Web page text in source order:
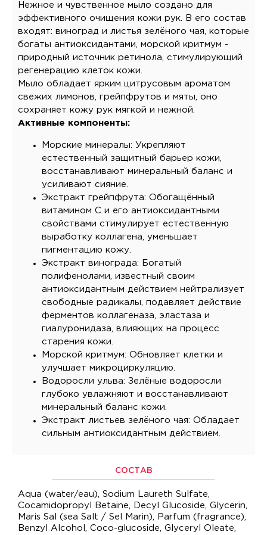
Нежное и чувственное мыло создано для
эффективного очищения кожи рук. В его состав
входят: виноград и листья зелёного чая, которые
богаты антиоксидантами, морской критмум -
природный источник ретинола, стимулирующий
регенерацию клеток кожи.
Мыло обладает ярким цитрусовым ароматом
свежих лимонов, грейпфрутов и мяты, оно
сохраняет кожу рук мягкой и нежной.
Активные компоненты:
Морские минералы: Укрепляют
естественный защитный барьер кожи,
восстанавливают минеральный баланс и
усиливают сияние.
Экстракт грейпфрута: Обогащённый
витамином С и его антиоксидантными
свойствами стимулирует естественную
выработку коллагена, уменьшает
пигментацию кожу.
Экстракт винограда: Богатый
полифенолами, известный своим
антиоксидантным действием нейтрализует
свободные радикалы, подавляет действие
ферментов коллагеназа, эластаза и
гиалуронидаза, влияющих на процесс
старения кожи.
Морской критмум: Обновляет клетки и
улучшает микроциркуляцию.
Водоросли ульва: Зелёные водоросли
глубоко увлажняют и восстанавливают
минеральный баланс кожи.
Экстракт листьев зелёного чая: Обладает
сильным антиоксидантным действием.
СОСТАВ
Aqua (water/eau), Sodium Laureth Sulfate,
Cocamidopropyl Betaine, Decyl Glucoside, Glycerin,
Maris Sal (sea Salt / Sel Marin), Parfum (fragrance),
Benzyl Alcohol, Coco-glucoside, Glyceryl Oleate,